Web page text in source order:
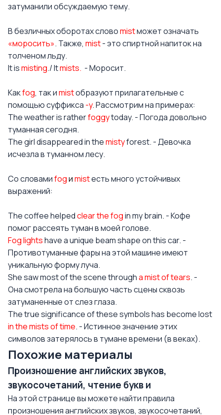
затуманили обсуждаемую тему.
В безличных оборотах словоmistможет означать
«моросить». Также, mist- это спиртной напиток на
толченом льду.
It ismisting./ Itmists. - Моросит.
Какfog, так иmistобразуют прилагательные с
помощью суффикса -y. Рассмотрим на примерах:
The weather is ratherfoggytoday. - Погода довольно
туманная сегодня.
The girl disappeared in themistyforest. - Девочка
исчезла в туманном лесу.
Со словамиfogиmistесть много устойчивых
выражений:
The coffee helpedclear the fogin my brain. - Кофе
помог рассеять туман в моей голове.
Fog lightshave a unique beam shape on this car. -
Противотуманные фары на этой машине имеют
уникальную форму луча.
She saw most of the scene througha mist of tears. -
Она смотрела на большую часть сцены сквозь
затуманенные от слез глаза.
The true significance of these symbols has become lost
in the mists of time. - Истинное значение этих
символов затерялось в тумане времени (в веках).
Похожие материалы
Произношение английских звуков,
звукосочетаний, чтение букв и
На этой странице вы можете найти правила
произношения английских звуков, звукосочетаний,